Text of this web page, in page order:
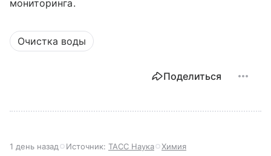
мониторинга.
Очистка воды
Поделиться
1 день назад Источник: ТАСС Наука Химия